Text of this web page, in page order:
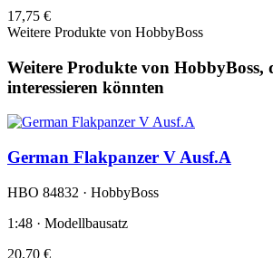
17,75 €
Weitere Produkte von HobbyBoss
Weitere Produkte von HobbyBoss,
interessieren könnten
German Flakpanzer V Ausf.A
HBO 84832 · HobbyBoss
1:48 · Modellbausatz
20,70 €